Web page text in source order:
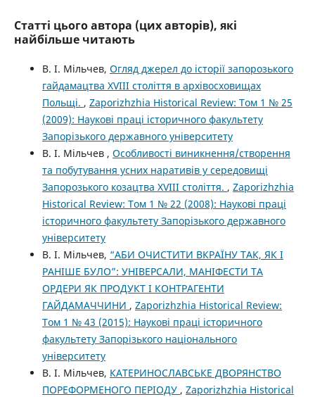
Статті цього автора (цих авторів), які
найбільше читають
В. І. Мільчев, Огляд джерел до історії запорозького
гайдамацтва XVIII століття в архівосховищах
Польщі. , Zaporizhzhia Historical Review: Том 1 № 25
(2009): Наукові праці історичного факультету
Запорізького державного університету
В. І. Мільчев , Особливості виникнення/створення
та побутування усних наративів у середовищі
Запорозького козацтва XVIII століття. , Zaporizhzhia
Historical Review: Том 1 № 22 (2008): Наукові праці
історичного факультету Запорізького державного
університету
В. І. Мільчев, “АБИ ОЧИСТИТИ ВКРАЇНУ ТАК, ЯК І
РАНІШЕ БУЛО”: УНІВЕРСАЛИ, МАНІФЕСТИ ТА
ОРДЕРИ ЯК ПРОДУКТ І КОНТРАГЕНТИ
ГАЙДАМАЧЧИНИ , Zaporizhzhia Historical Review:
Том 1 № 43 (2015): Наукові праці історичного
факультету Запорізького національного
університету
В. І. Мільчев, КАТЕРИНОСЛАВСЬКЕ ДВОРЯНСТВО
ПОРЕФОРМЕНОГО ПЕРІОДУ , Zaporizhzhia Historical